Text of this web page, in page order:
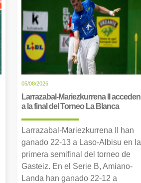
05/08/2026
Larrazabal-Mariezkurrena II acceden
a la final del Torneo La Blanca
Larrazabal-Mariezkurrena II han
ganado 22-13 a Laso-Albisu en la
primera semifinal del torneo de
Gasteiz. En el Serie B, Amiano-
Landa han ganado 22-12 a